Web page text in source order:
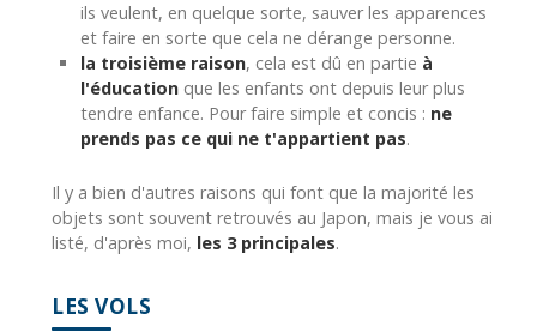
ils veulent, en quelque sorte, sauver les apparences
et faire en sorte que cela ne dérange personne.
la troisième raison, cela est dû en partie à
l'éducation que les enfants ont depuis leur plus
tendre enfance. Pour faire simple et concis : ne
prends pas ce qui ne t'appartient pas.
Il y a bien d'autres raisons qui font que la majorité les
objets sont souvent retrouvés au Japon, mais je vous ai
listé, d'après moi, les 3 principales.
LES VOLS